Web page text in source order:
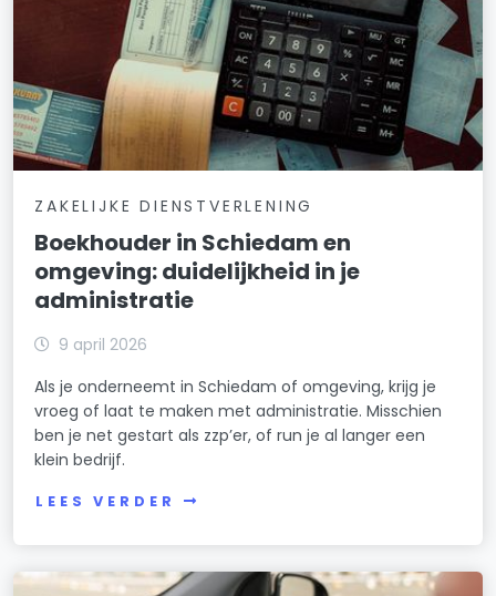
ZAKELIJKE DIENSTVERLENING
Boekhouder in Schiedam en
omgeving: duidelijkheid in je
administratie
9 april 2026
Als je onderneemt in Schiedam of omgeving, krijg je
vroeg of laat te maken met administratie. Misschien
ben je net gestart als zzp’er, of run je al langer een
klein bedrijf.
LEES VERDER